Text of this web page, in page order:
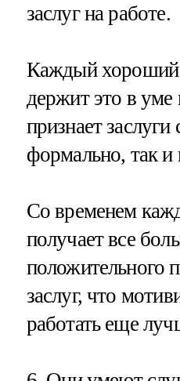
заслуг на работе.
Каждый хороший
держит это в уме
признает
формально, так
Со временем
получает все
положительного
заслуг, что
работать еще